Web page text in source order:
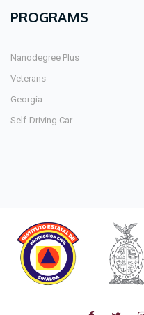
PROGRAMS
Nanodegree Plus
Veterans
Georgia
Self-Driving Car